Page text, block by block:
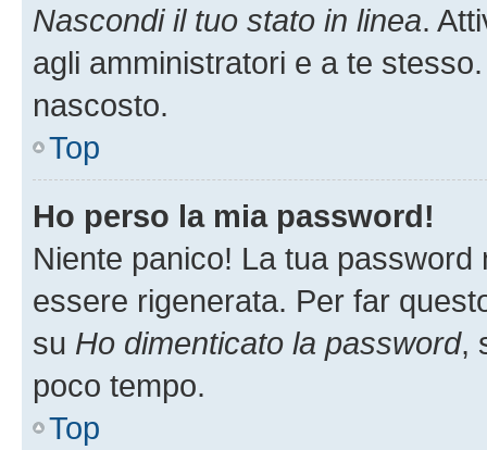
Nascondi il tuo stato in linea.
agli amministratori e a te
nascosto.
Top
Ho perso la mia password!
Niente panico! La tua
essere rigenerata. Per far
su Ho dimenticato la password,
poco tempo.
Top